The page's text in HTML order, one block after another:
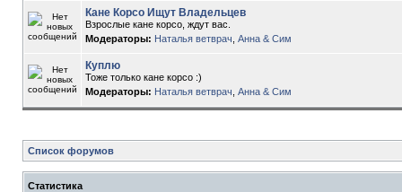
Кане Корсо Ищут Владельцев
Взрослые кане корсо, ждут вас.
Модераторы: Наталья ветврач Анна & Сим
Куплю
Тоже только кане корсо :)
Модераторы: Наталья ветврач Анна & Сим
Список форумов
Статистика